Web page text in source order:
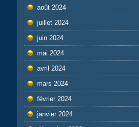
août 2024
juillet 2024
juin 2024
mai 2024
avril 2024
mars 2024
février 2024
janvier 2024